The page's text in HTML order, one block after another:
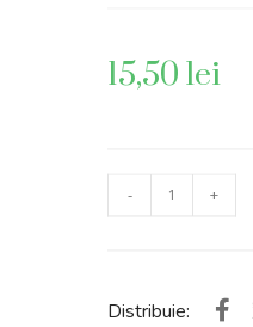
15,50 lei
- +
Distribuie: